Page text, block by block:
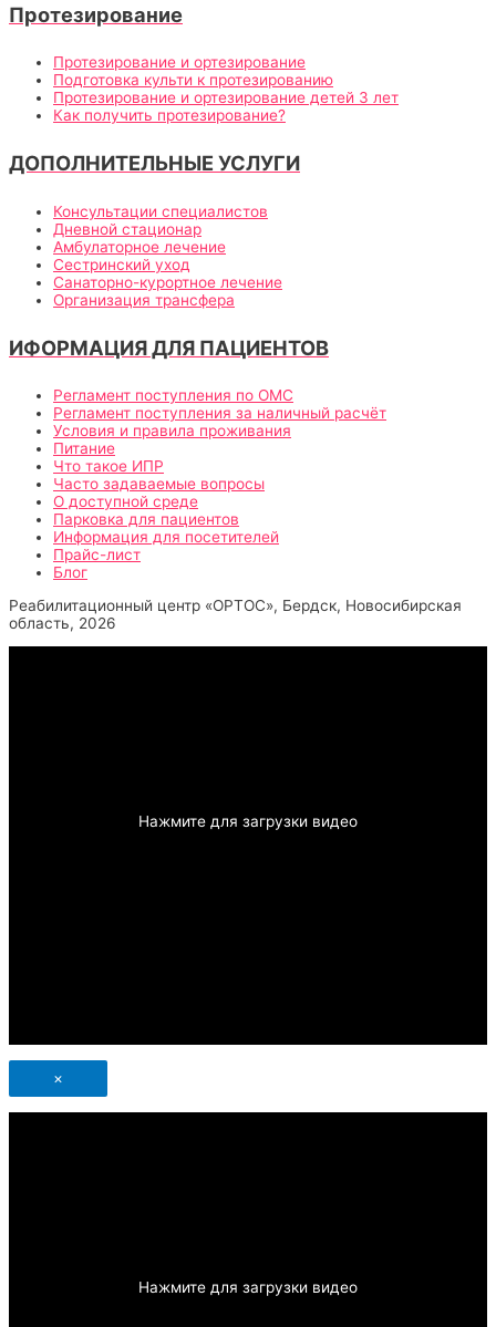
Протезирование
Протезирование и ортезирование
Подготовка культи к протезированию
Протезирование и ортезирование детей 3 лет
Как получить протезирование?
ДОПОЛНИТЕЛЬНЫЕ УСЛУГИ
Консультации специалистов
Дневной стационар
Амбулаторное лечение
Сестринский уход
Санаторно-курортное лечение
Организация трансфера
ИФОРМАЦИЯ ДЛЯ ПАЦИЕНТОВ
Регламент поступления по ОМС
Регламент поступления за наличный расчёт
Условия и правила проживания
Питание
Что такое ИПР
Часто задаваемые вопросы
О доступной среде
Парковка для пациентов
Информация для посетителей
Прайс-лист
Блог
Реабилитационный центр «ОРТОС», Бердск, Новосибирская
область, 2026
Нажмите для загрузки видео
×
Нажмите для загрузки видео